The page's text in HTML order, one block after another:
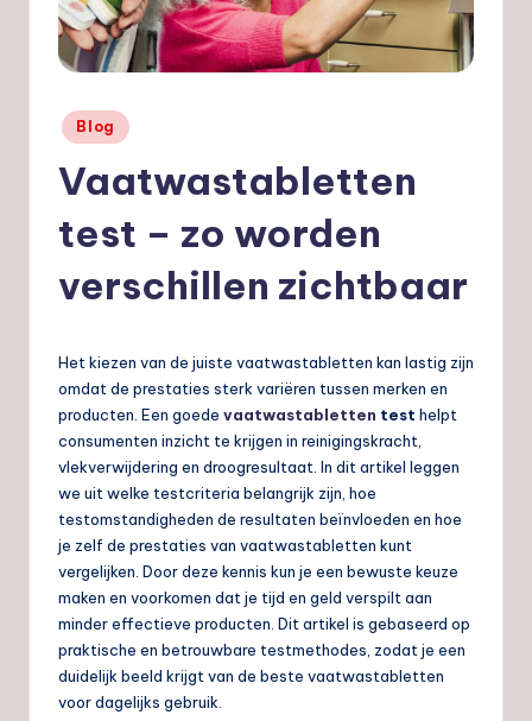
o
o
nlGeplaatst
in
Blog
Vaatwastabletten
test – zo worden
verschillen zichtbaar
Het kiezen van de juiste vaatwastabletten kan lastig zijn
omdat de prestaties sterk variëren tussen merken en
producten. Een goede vaatwastabletten test helpt
consumenten inzicht te krijgen in reinigingskracht,
vlekverwijdering en droogresultaat. In dit artikel leggen
we uit welke testcriteria belangrijk zijn, hoe
testomstandigheden de resultaten beïnvloeden en hoe
je zelf de prestaties van vaatwastabletten kunt
vergelijken. Door deze kennis kun je een bewuste keuze
maken en voorkomen dat je tijd en geld verspilt aan
minder effectieve producten. Dit artikel is gebaseerd op
praktische en betrouwbare testmethodes, zodat je een
duidelijk beeld krijgt van de beste vaatwastabletten
voor dagelijks gebruik.